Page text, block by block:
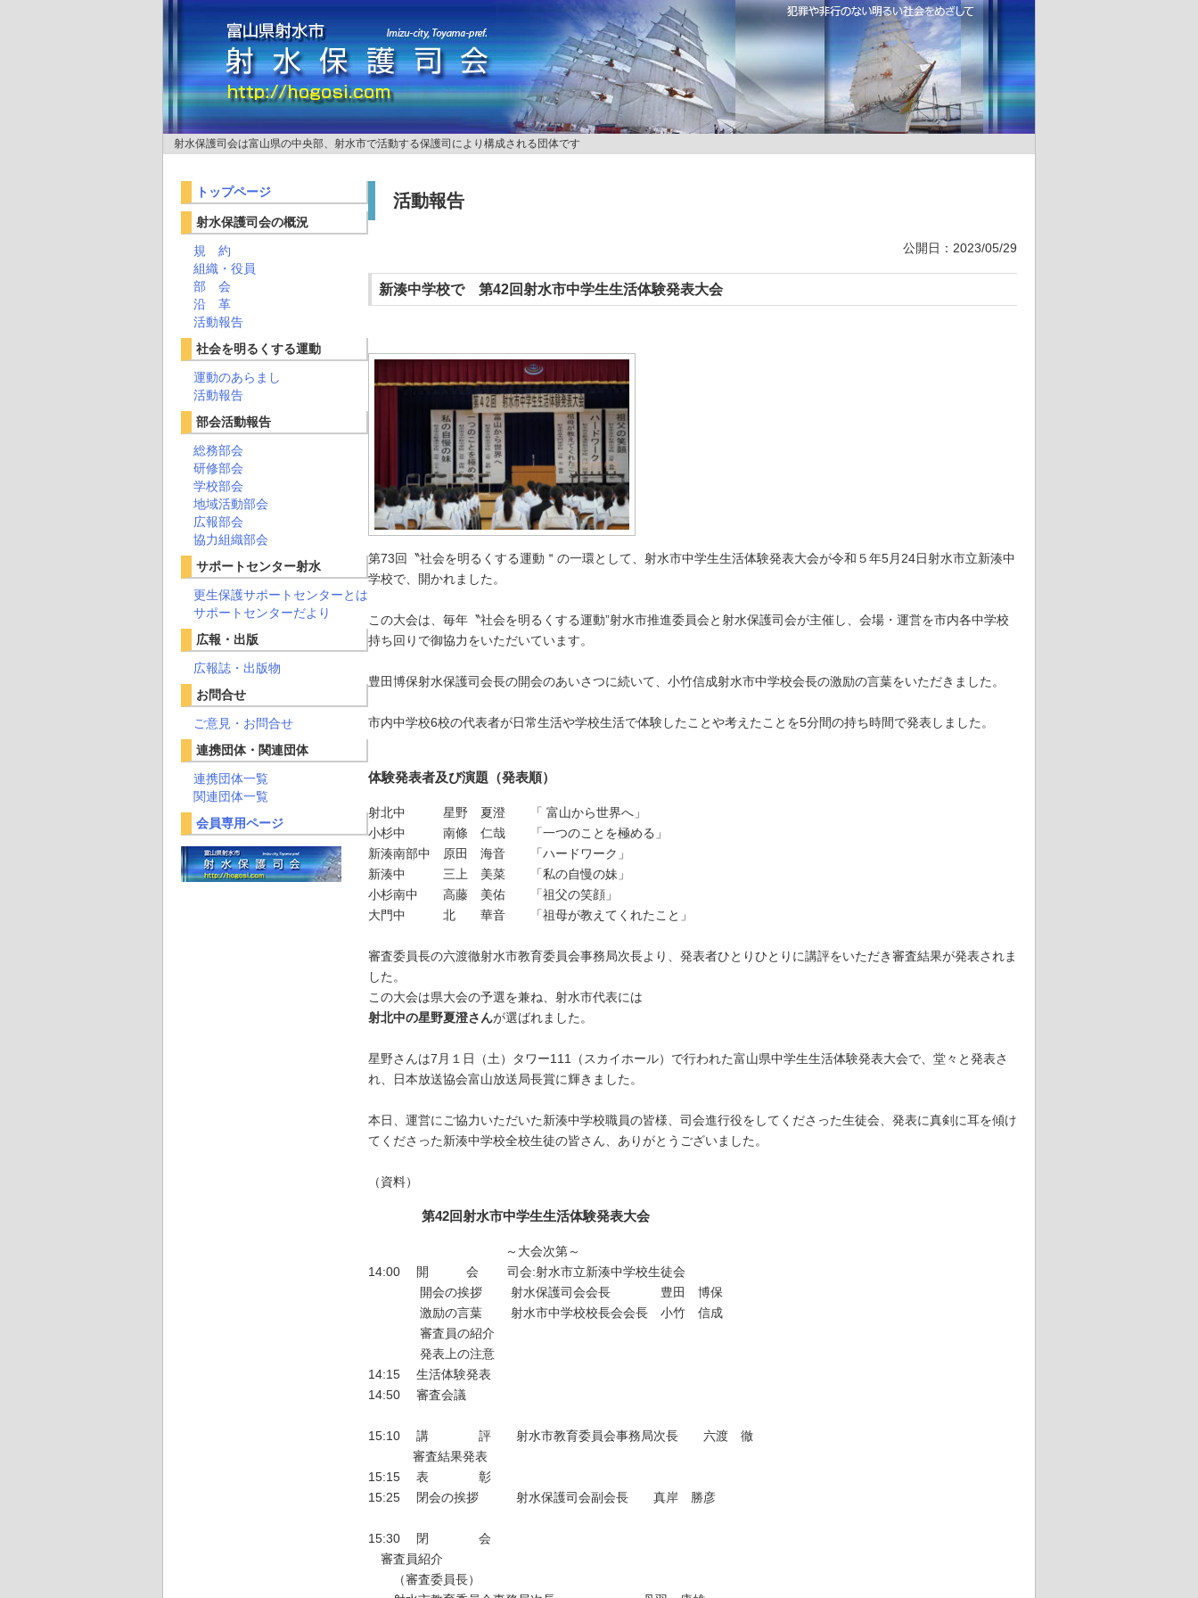
射水保護司会は富山県の中央部、射水市で活動する保護司により構成される団体です
活動報告
公開日：2023/05/29
新湊中学校で 第42回射水市中学生生活体験発表大会
第73回〝社会を明るくする運動＂の一環として、射水市中学生生活体験発表大会が令和５年5月24日射水市立新湊中
学校で、開かれました。
この大会は、毎年〝社会を明るくする運動”射水市推進委員会と射水保護司会が主催し、会場・運営を市内各中学校
持ち回りで御協力をいただいています。
豊田博保射水保護司会長の開会のあいさつに続いて、小竹信成射水市中学校会長の激励の言葉をいただきました。
市内中学校6校の代表者が日常生活や学校生活で体験したことや考えたことを5分間の持ち時間で発表しました。
体験発表者及び演題（発表順）
射北中 星野 夏澄 「 富山から世界へ」
小杉中 南條 仁哉 「一つのことを極める」
新湊南部中 原田 海音 「ハードワーク」
新湊中 三上 美菜 「私の自慢の妹」
小杉南中 高藤 美佑 「祖父の笑顔」
大門中 北 華音 「祖母が教えてくれたこと」
審査委員長の六渡徹射水市教育委員会事務局次長より、発表者ひとりひとりに講評をいただき審査結果が発表されま
した。
この大会は県大会の予選を兼ね、射水市代表には
射北中の星野夏澄さんが選ばれました。
星野さんは7月１日（土）タワー111（スカイホール）で行われた富山県中学生生活体験発表大会で、堂々と発表さ
れ、日本放送協会富山放送局長賞に輝きました。
本日、運営にご協力いただいた新湊中学校職員の皆様、司会進行役をしてくださった生徒会、発表に真剣に耳を傾け
てくださった新湊中学校全校生徒の皆さん、ありがとうございました。
（資料）
第42回射水市中学生生活体験発表大会
～大会次第～
14:00 開 会 司会:射水市立新湊中学校生徒会
開会の挨拶 射水保護司会会長 豊田 博保
激励の言葉 射水市中学校校長会会長 小竹 信成
審査員の紹介
発表上の注意
14:15 生活体験発表
14:50 審査会議
15:10 講 評 射水市教育委員会事務局次長 六渡 徹
審査結果発表
15:15 表 彰
15:25 閉会の挨拶 射水保護司会副会長 真岸 勝彦
15:30 閉 会
審査員紹介
（審査委員長）
トップページ
射水保護司会の概況
規 約
組織・役員
部 会
沿 革
活動報告
社会を明るくする運動
運動のあらまし
活動報告
部会活動報告
総務部会
研修部会
学校部会
地域活動部会
広報部会
協力組織部会
サポートセンター射水
更生保護サポートセンターとは
サポートセンターだより
広報・出版
広報誌・出版物
お問合せ
ご意見・お問合せ
連携団体・関連団体
連携団体一覧
関連団体一覧
会員専用ページ